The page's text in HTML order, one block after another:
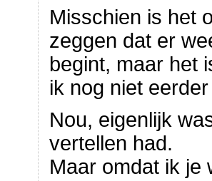
Misschien is het
zeggen dat er
begint, maar het
ik nog niet
Nou, eigenlijk
vertellen had.
Maar omdat ik je